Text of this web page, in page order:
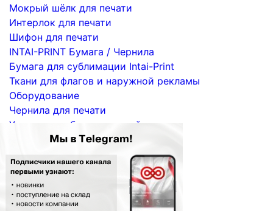
Мокрый шёлк для печати
Интерлок для печати
Шифон для печати
INTAI-PRINT Бумага / Чернила
Бумага для сублимации Intai-Print
Ткани для флагов и наружной рекламы
Оборудование
Чернила для печати
Услуги по сублимационной печати